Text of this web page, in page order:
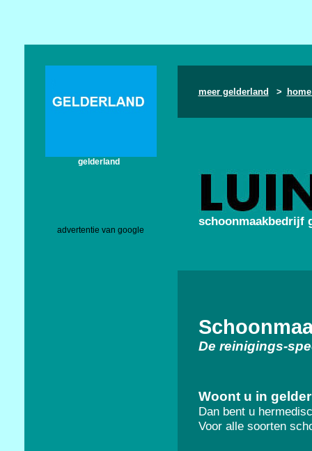
gelderland
advertentie van google
meer gelderland >
schoonmaakbedrijf
De reinigings-
Woont u in
Dan bent u
Voor alle soorten